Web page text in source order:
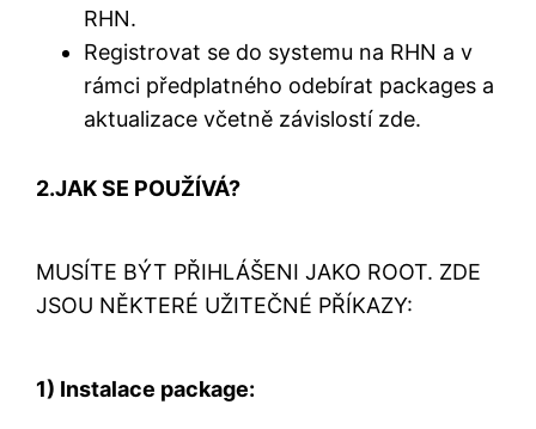
RHN.
Registrovat se do systemu na RHN a v
rámci předplatného odebírat packages a
aktualizace včetně závislostí zde.
2.JAK SE POUŽÍVÁ?
MUSÍTE BÝT PŘIHLÁŠENI JAKO ROOT. ZDE
JSOU NĚKTERÉ UŽITEČNÉ PŘÍKAZY:
1) Instalace package: